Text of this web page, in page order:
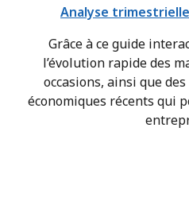
Analyse
Grâce à ce guide
l’évolution rapide des
occasions, ainsi que
économiques récents qui